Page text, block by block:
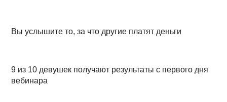
Вы услышите то, за что другие платят деньги
9 из 10 девушек получают результаты с первого дня
вебинара